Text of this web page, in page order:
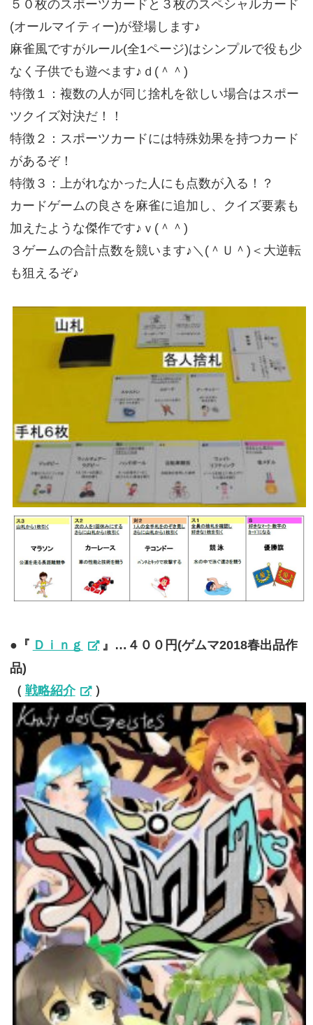
５０枚のスポーツカードと３枚のスペシャルカード
(オールマイティー)が登場します♪
麻雀風ですがルール(全1ページ)はシンプルで役も少
なく子供でも遊べます♪ｄ(＾＾)
特徴１：複数の人が同じ捨札を欲しい場合はスポー
ツクイズ対決だ！！
特徴２：スポーツカードには特殊効果を持つカード
があるぞ！
特徴３：上がれなかった人にも点数が入る！？
カードゲームの良さを麻雀に追加し、クイズ要素も
加えたような傑作です♪ｖ(＾＾)
３ゲームの合計点数を競います♪＼(＾Ｕ＾)＜大逆転
も狙えるぞ♪
●『 Ｄｉｎｇ
』…４００円(ゲムマ2018春出品作
品)
（ 戦略紹介 ）